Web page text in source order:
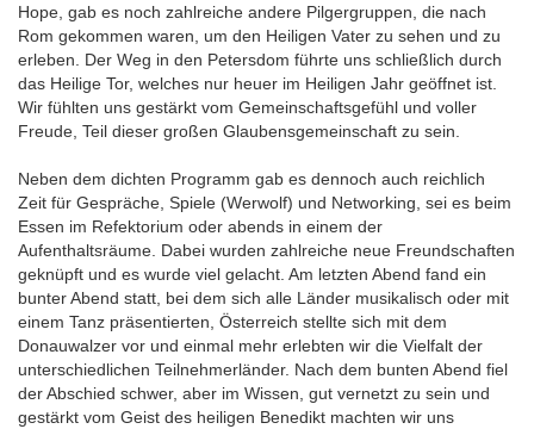
Hope, gab es noch zahlreiche andere Pilgergruppen, die nach
Rom gekommen waren, um den Heiligen Vater zu sehen und zu
erleben. Der Weg in den Petersdom führte uns schließlich durch
das Heilige Tor, welches nur heuer im Heiligen Jahr geöffnet ist.
Wir fühlten uns gestärkt vom Gemeinschaftsgefühl und voller
Freude, Teil dieser großen Glaubensgemeinschaft zu sein.
Neben dem dichten Programm gab es dennoch auch reichlich
Zeit für Gespräche, Spiele (Werwolf) und Networking, sei es beim
Essen im Refektorium oder abends in einem der
Aufenthaltsräume. Dabei wurden zahlreiche neue Freundschaften
geknüpft und es wurde viel gelacht. Am letzten Abend fand ein
bunter Abend statt, bei dem sich alle Länder musikalisch oder mit
einem Tanz präsentierten, Österreich stellte sich mit dem
Donauwalzer vor und einmal mehr erlebten wir die Vielfalt der
unterschiedlichen Teilnehmerländer. Nach dem bunten Abend fiel
der Abschied schwer, aber im Wissen, gut vernetzt zu sein und
gestärkt vom Geist des heiligen Benedikt machten wir uns